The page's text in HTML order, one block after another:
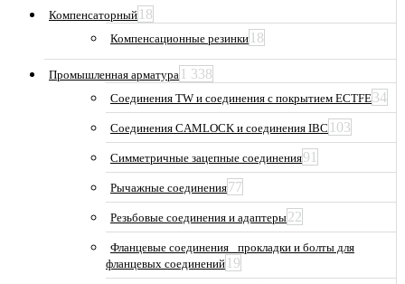
Компенсаторный 18
Компенсационные резинки 18
Промышленная арматура 1 338
Соединения TW и соединения с покрытием ECTFE34
Соединения CAMLOCK и соединения IBC 103
Симметричные зацепные соединения91
Рычажные соединения77
Резьбовые соединения и адаптеры22
Фланцевые соединения_ прокладки и болты для
фланцевых соединений 19